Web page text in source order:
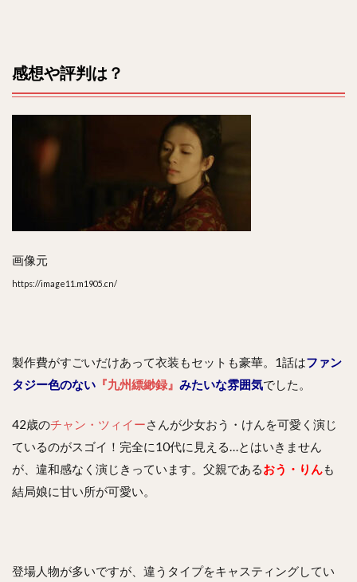
感想や評判は？
画像元
https://image11.m1905.cn/
製作費がすごいだけあって衣装もセットも豪華。1話はファン
タジー色のない 『九州縹緲録』 みたいな雰囲気でした。
42歳のチャン・ツィイーさんが少女おう・けんを可愛く演じ
ているのがスゴイ！完全に10代に見える…とはいきません
が、違和感なく演じきっています。父親であるおう・りんも
結局娘に甘い所が可愛い。
登場人物が多いですが、違うタイプをキャスティングしてい